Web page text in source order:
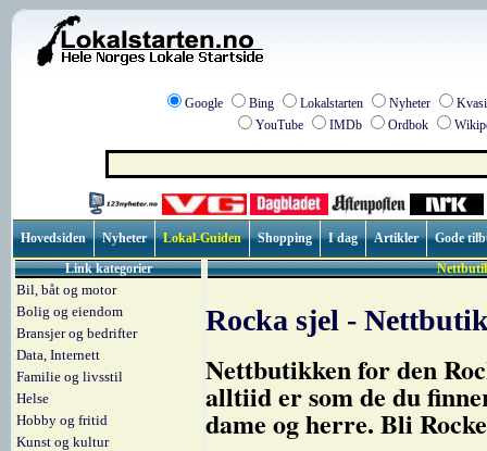
Google Bing Lokalstarten Nyheter
YouTube
IMDb Ordbok
Hovedsiden Nyheter Lokal-Guiden Shopping I dag Artikler
Gode
Link kategorier
Bil, båt og motor
Bolig og eiendom
Bransjer og bedrifter
Data, Internett
Familie og livsstil
Helse
Hobby og fritid
Kunst og kultur
Rocka sjel -
Nettbutikken for den
alltiid er som de du
dame og herre. Bli